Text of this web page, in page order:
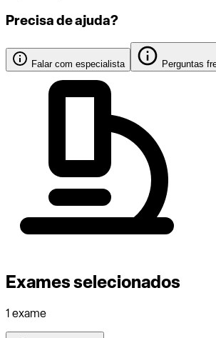
Precisa de ajuda?
Falar com especialista Perguntas
Exames selecionados
1 exame